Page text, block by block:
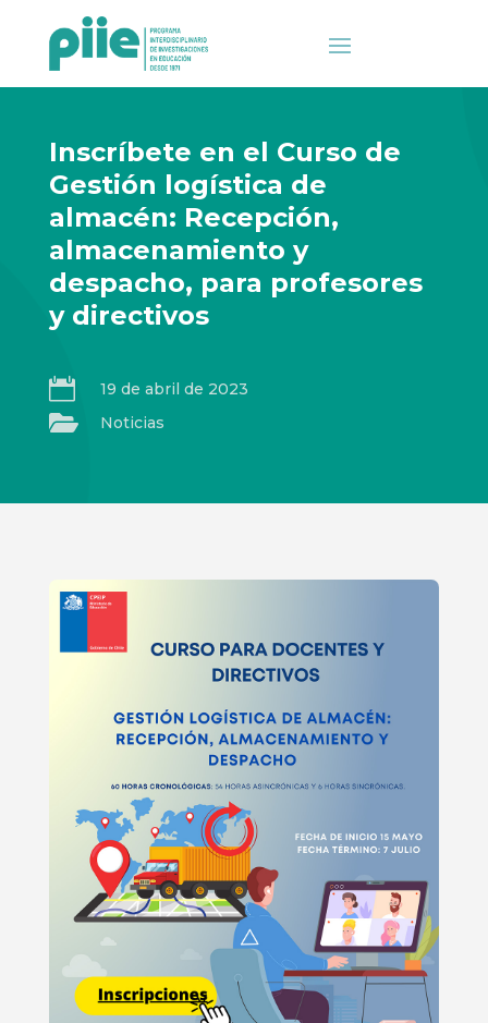
Inscríbete en el Curso de
Gestión logística de
almacén: Recepción,
almacenamiento y
despacho, para profesores
y directivos
 19 de abril de 2023
 Noticias